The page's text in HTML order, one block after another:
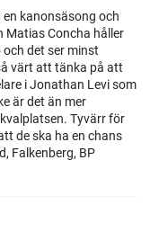
kanonsäsong och
Matias Concha håller
det ser minst
värt att tänka på att
i Jonathan Levi som
är det än mer
Tyvärr för
de ska ha en chans
Falkenberg, BP